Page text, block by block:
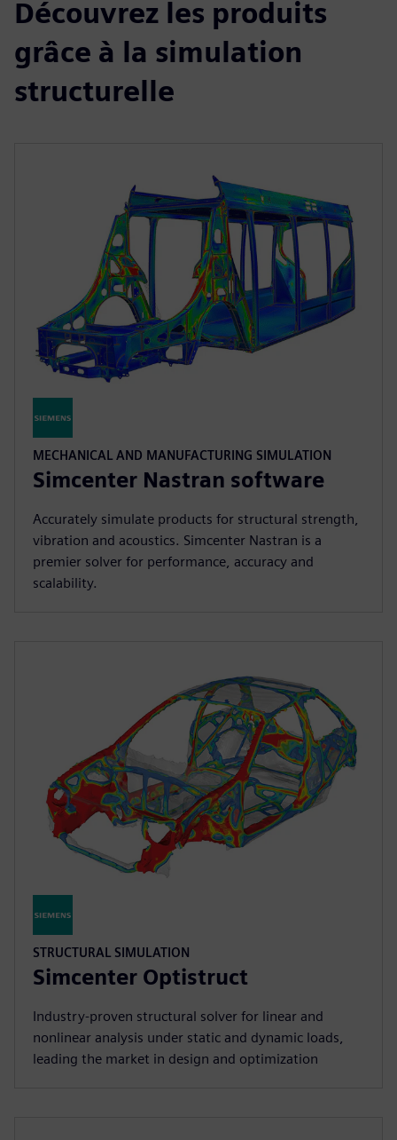
Découvrez les produits
grâce à la simulation
structurelle
MECHANICAL AND MANUFACTURING SIMULATION
Simcenter Nastran software
Accurately simulate products for structural strength,
vibration and acoustics. Simcenter Nastran is a
premier solver for performance, accuracy and
scalability.
STRUCTURAL SIMULATION
Simcenter Optistruct
Industry‑proven structural solver for linear and
nonlinear analysis under static and dynamic loads,
leading the market in design and optimization